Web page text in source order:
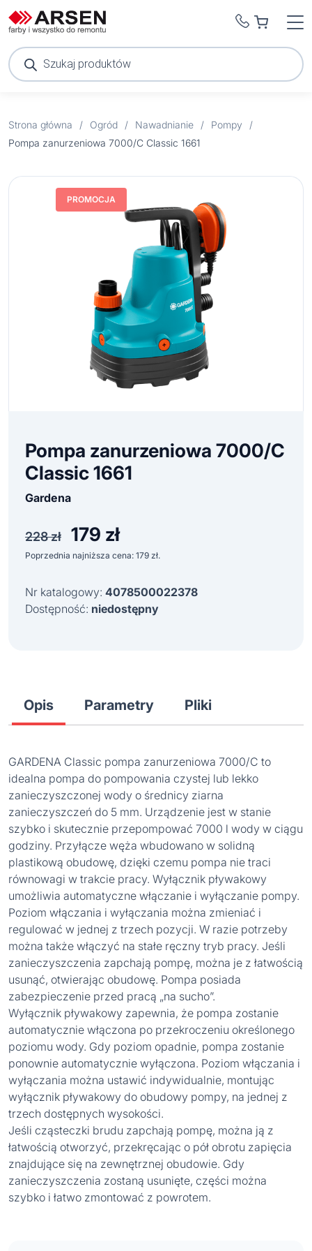
Wyszukiwarka
produktów
Strona główna / Ogród / Nawadnianie / Pompy
/
Pompa zanurzeniowa 7000/C Classic 1661
PROMOCJA
Pompa zanurzeniowa 7000/C
Classic 1661
Gardena
228zł
Pierwotna
wynosiła:
179 złAktualna
Poprzednia najniższa cena: 179 zł.
Nr katalogowy: 4078500022378
Dostępność: niedostępny
Opis Parametry Pliki
GARDENA Classic pompa zanurzeniowa 7000/C to
idealna pompa do pompowania czystej lub lekko
zanieczyszczonej wody o średnicy ziarna
zanieczyszczeń do 5 mm. Urządzenie jest w stanie
szybko i skutecznie przepompować 7000 l wody w ciągu
godziny. Przyłącze węża wbudowano w solidną
plastikową obudowę, dzięki czemu pompa nie traci
równowagi w trakcie pracy. Wyłącznik pływakowy
umożliwia automatyczne włączanie i wyłączanie pompy.
Poziom włączania i wyłączania można zmieniać i
regulować w jednej z trzech pozycji. W razie potrzeby
można także włączyć na stałe ręczny tryb pracy. Jeśli
zanieczyszczenia zapchają pompę, można je z łatwością
usunąć, otwierając obudowę. Pompa posiada
zabezpieczenie przed pracą „na sucho”.
Wyłącznik pływakowy zapewnia, że pompa zostanie
automatycznie włączona po przekroczeniu określonego
poziomu wody. Gdy poziom opadnie, pompa zostanie
ponownie automatycznie wyłączona. Poziom włączania i
wyłączania można ustawić indywidualnie, montując
wyłącznik pływakowy do obudowy pompy, na jednej z
trzech dostępnych wysokości.
Jeśli cząsteczki brudu zapchają pompę, można ją z
łatwością otworzyć, przekręcając o pół obrotu zapięcia
znajdujące się na zewnętrznej obudowie. Gdy
zanieczyszczenia zostaną usunięte, części można
szybko i łatwo zmontować z powrotem.